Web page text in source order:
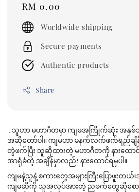
Regular
price
RM 0.00
Worldwide shipping
Secure payments
Authentic products
Share
…သူဟာ မဟာဂီတမှာ ကျမအကြိုက်ဆုံး အနှ
အဆိုတော်ပါ။ ကျမဟာ မနက်လက်ဖက်ရည်ချိန်မှ
တွဲဖက်ပြီး သူဆိုထားတဲ့ မဟာဂီတကို နားထောင်ရ
အာရုံခံတဲ့ အချိန်မှာလည်း နားထောင်ရမှပါ။
ကျမနဲ့သူနဲ့ စကားတွေအများကြီးပြောဖူးတယ်၊
ကျမဆီကို သူအလုပ်အားတဲ့ ညဖက်တွေဆိုစောင်